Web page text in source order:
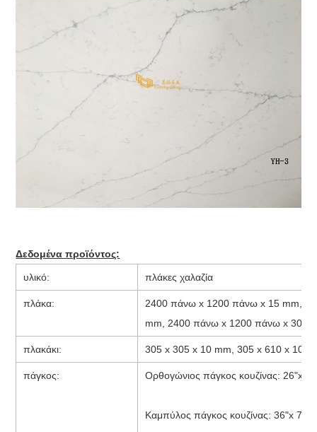
Δεδομένα προϊόντος:
υλικό: πλάκες χαλαζία
πλάκα:
2400 πάνω x 1200 πάνω x 15 mm,
mm, 2400 πάνω x 1200 πάνω x 30
πλακάκι: 305 x 305 x 10 mm, 305 x 610 x 10
πάγκος: Ορθογώνιος πάγκος κουζίνας: 26"x
Καμπύλος πάγκος κουζίνας: 36"x